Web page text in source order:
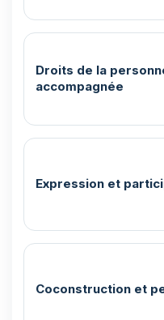
Droits de la
accompagnée
Expression et
Coconstruction et